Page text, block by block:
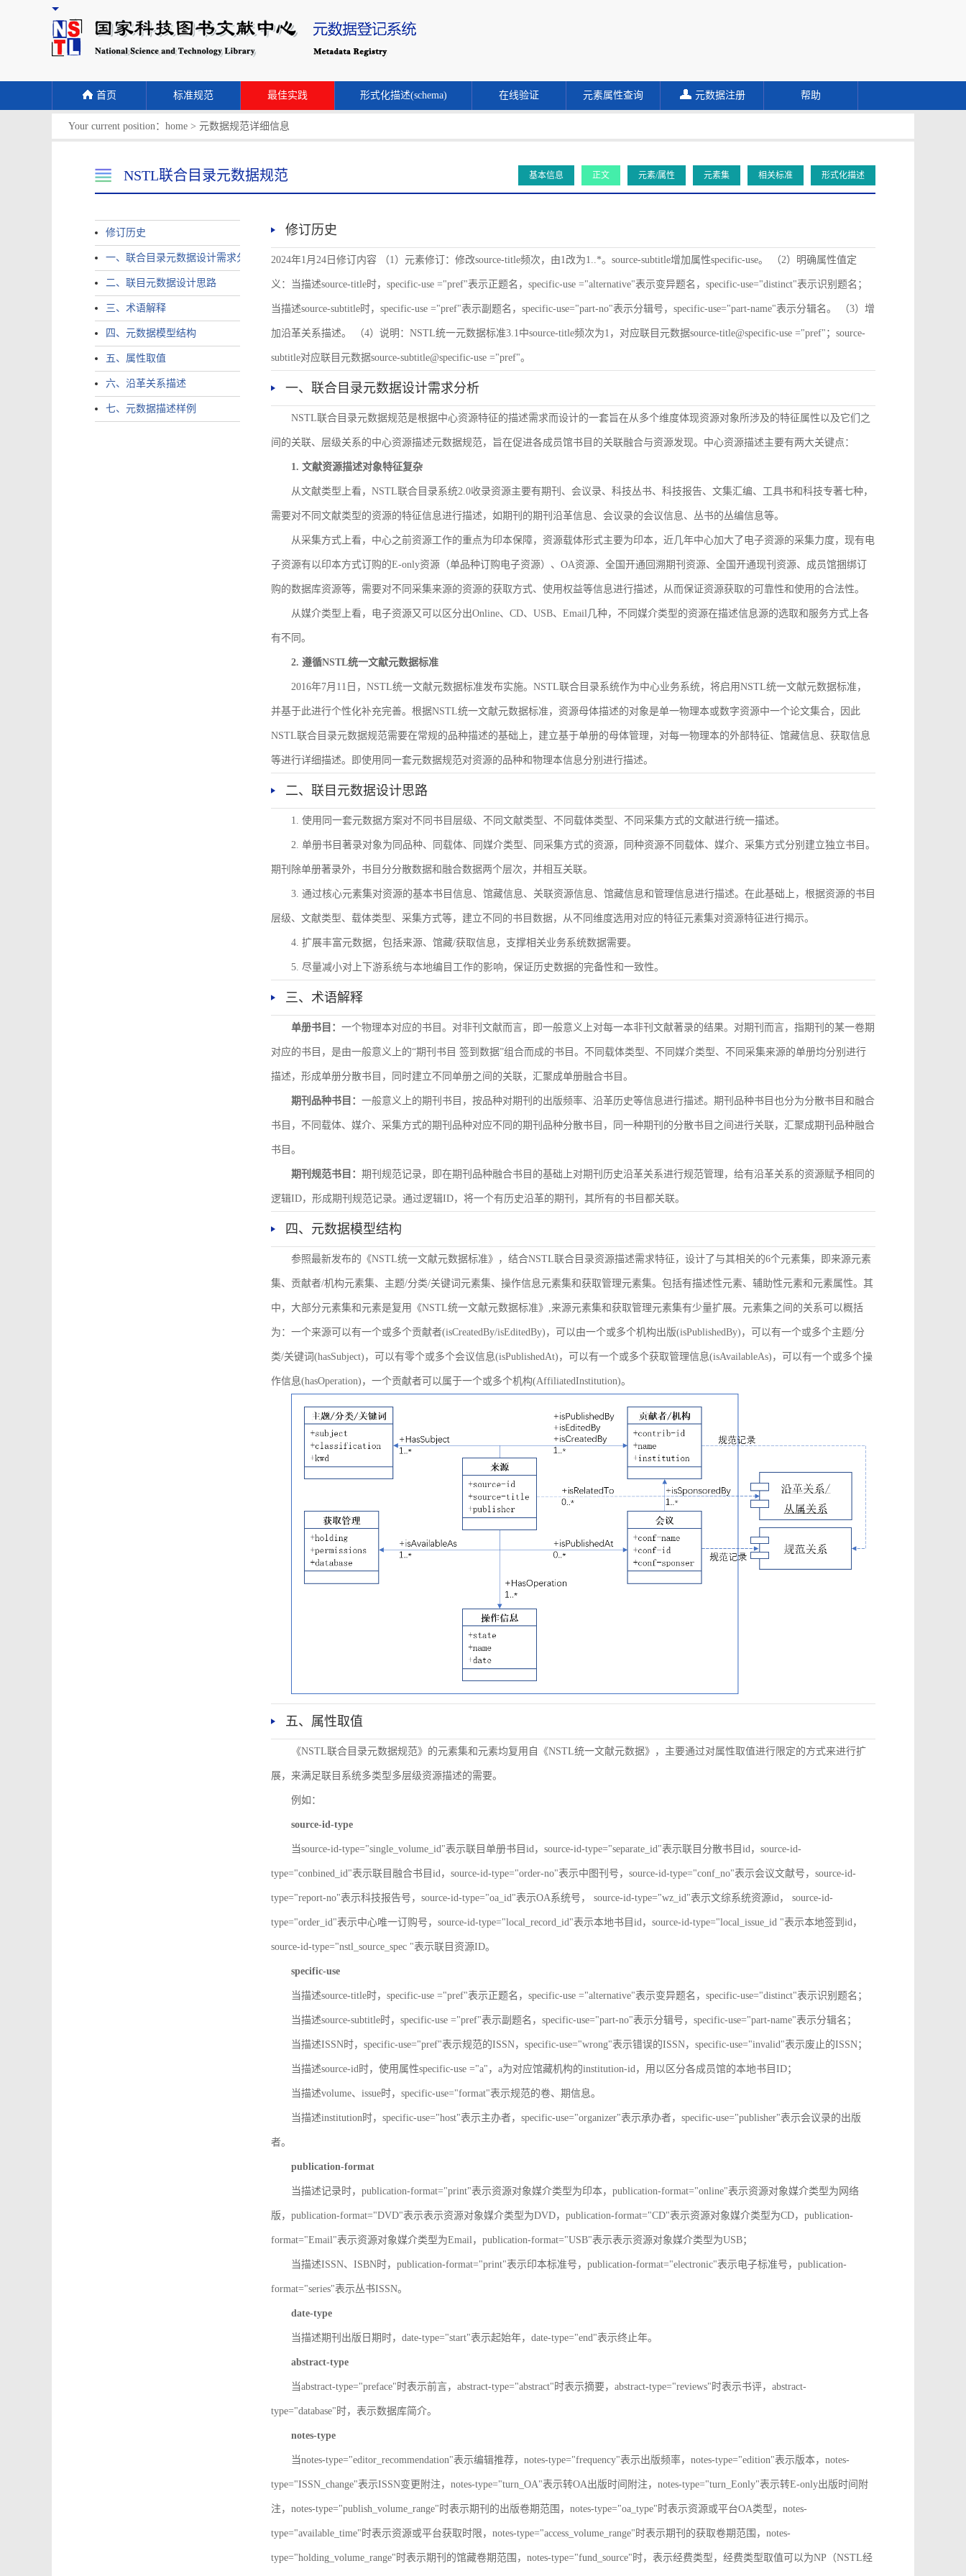
首页 标准规范 最佳实践 形式化描述(schema) 在线验证 元素属性查询 元数据注册 帮助
Your current position： home > 元数据规范详细信息
NSTL联合目录元数据规范 基本信息 正文 元素/属性 元素集 相关标准 形式化描述
修订历史
一、联合目录元数据设计需求分析
二、联目元数据设计思路
三、术语解释
四、元数据模型结构
五、属性取值
六、沿革关系描述
七、元数据描述样例
修订历史
2024年1月24日修订内容 （1）元素修订：修改source-title频次，由1改为1..*。source-subtitle增加属性specific-use。 （2）明确属性值定
义：当描述source-title时，specific-use ="pref"表示正题名，specific-use ="alternative"表示变异题名，specific-use="distinct"表示识别题名；
当描述source-subtitle时，specific-use ="pref"表示副题名，specific-use="part-no"表示分辑号，specific-use="part-name"表示分辑名。 （3）增
加沿革关系描述。 （4）说明：NSTL统一元数据标准3.1中source-title频次为1，对应联目元数据source-title@specific-use ="pref"；source-
subtitle对应联目元数据source-subtitle@specific-use ="pref"。
一、联合目录元数据设计需求分析
NSTL联合目录元数据规范是根据中心资源特征的描述需求而设计的一套旨在从多个维度体现资源对象所涉及的特征属性以及它们之
间的关联、层级关系的中心资源描述元数据规范，旨在促进各成员馆书目的关联融合与资源发现。中心资源描述主要有两大关键点：
1. 文献资源描述对象特征复杂
从文献类型上看，NSTL联合目录系统2.0收录资源主要有期刊、会议录、科技丛书、科技报告、文集汇编、工具书和科技专著七种，
需要对不同文献类型的资源的特征信息进行描述，如期刊的期刊沿革信息、会议录的会议信息、丛书的丛编信息等。
从采集方式上看，中心之前资源工作的重点为印本保障，资源载体形式主要为印本，近几年中心加大了电子资源的采集力度，现有电
子资源有以印本方式订购的E-only资源（单品种订购电子资源）、OA资源、全国开通回溯期刊资源、全国开通现刊资源、成员馆捆绑订
购的数据库资源等，需要对不同采集来源的资源的获取方式、使用权益等信息进行描述，从而保证资源获取的可靠性和使用的合法性。
从媒介类型上看，电子资源又可以区分出Online、CD、USB、Email几种，不同媒介类型的资源在描述信息源的选取和服务方式上各
有不同。
2. 遵循NSTL统一文献元数据标准
2016年7月11日，NSTL统一文献元数据标准发布实施。NSTL联合目录系统作为中心业务系统，将启用NSTL统一文献元数据标准，
并基于此进行个性化补充完善。根据NSTL统一文献元数据标准，资源母体描述的对象是单一物理本或数字资源中一个论文集合，因此
NSTL联合目录元数据规范需要在常规的品种描述的基础上，建立基于单册的母体管理，对每一物理本的外部特征、馆藏信息、获取信息
等进行详细描述。即使用同一套元数据规范对资源的品种和物理本信息分别进行描述。
二、联目元数据设计思路
1. 使用同一套元数据方案对不同书目层级、不同文献类型、不同载体类型、不同采集方式的文献进行统一描述。
2. 单册书目著录对象为同品种、同载体、同媒介类型、同采集方式的资源，同种资源不同载体、媒介、采集方式分别建立独立书目。
期刊除单册著录外，书目分分散数据和融合数据两个层次，并相互关联。
3. 通过核心元素集对资源的基本书目信息、馆藏信息、关联资源信息、馆藏信息和管理信息进行描述。在此基础上，根据资源的书目
层级、文献类型、载体类型、采集方式等，建立不同的书目数据，从不同维度选用对应的特征元素集对资源特征进行揭示。
4. 扩展丰富元数据，包括来源、馆藏/获取信息，支撑相关业务系统数据需要。
5. 尽量减小对上下游系统与本地编目工作的影响，保证历史数据的完备性和一致性。
三、术语解释
单册书目： 一个物理本对应的书目。对非刊文献而言，即一般意义上对每一本非刊文献著录的结果。对期刊而言，指期刊的某一卷期
对应的书目，是由一般意义上的“期刊书目 签到数据”组合而成的书目。不同载体类型、不同媒介类型、不同采集来源的单册均分别进行
描述，形成单册分散书目，同时建立不同单册之间的关联，汇聚成单册融合书目。
期刊品种书目： 一般意义上的期刊书目，按品种对期刊的出版频率、沿革历史等信息进行描述。期刊品种书目也分为分散书目和融合
书目，不同载体、媒介、采集方式的期刊品种对应不同的期刊品种分散书目，同一种期刊的分散书目之间进行关联，汇聚成期刊品种融合
书目。
期刊规范书目： 期刊规范记录，即在期刊品种融合书目的基础上对期刊历史沿革关系进行规范管理，给有沿革关系的资源赋予相同的
逻辑ID，形成期刊规范记录。通过逻辑ID，将一个有历史沿革的期刊，其所有的书目都关联。
四、元数据模型结构
参照最新发布的《NSTL统一文献元数据标准》，结合NSTL联合目录资源描述需求特征，设计了与其相关的6个元素集，即来源元素
集、贡献者/机构元素集、主题/分类/关键词元素集、操作信息元素集和获取管理元素集。包括有描述性元素、辅助性元素和元素属性。其
中，大部分元素集和元素是复用《NSTL统一文献元数据标准》,来源元素集和获取管理元素集有少量扩展。元素集之间的关系可以概括
为：一个来源可以有一个或多个贡献者(isCreatedBy/isEditedBy)，可以由一个或多个机构出版(isPublishedBy)，可以有一个或多个主题/分
类/关键词(hasSubject)，可以有零个或多个会议信息(isPublishedAt)，可以有一个或多个获取管理信息(isAvailableAs)，可以有一个或多个操
作信息(hasOperation)，一个贡献者可以属于一个或多个机构(AffiliatedInstitution)。
五、属性取值
《NSTL联合目录元数据规范》的元素集和元素均复用自《NSTL统一文献元数据》，主要通过对属性取值进行限定的方式来进行扩
展，来满足联目系统多类型多层级资源描述的需要。
例如：
source-id-type
当source-id-type="single_volume_id"表示联目单册书目id，source-id-type="separate_id"表示联目分散书目id，source-id-
type="conbined_id"表示联目融合书目id，source-id-type="order-no"表示中图刊号，source-id-type="conf_no"表示会议文献号，source-id-
type="report-no"表示科技报告号，source-id-type="oa_id"表示OA系统号， source-id-type="wz_id"表示文综系统资源id， source-id-
type="order_id"表示中心唯一订购号，source-id-type="local_record_id"表示本地书目id，source-id-type="local_issue_id "表示本地签到id，
source-id-type="nstl_source_spec "表示联目资源ID。
specific-use
当描述source-title时，specific-use ="pref"表示正题名，specific-use ="alternative"表示变异题名，specific-use="distinct"表示识别题名；
当描述source-subtitle时，specific-use ="pref"表示副题名，specific-use="part-no"表示分辑号，specific-use="part-name"表示分辑名；
当描述ISSN时，specific-use="pref"表示规范的ISSN，specific-use="wrong"表示错误的ISSN，specific-use="invalid"表示废止的ISSN；
当描述source-id时，使用属性specific-use ="a"，a为对应馆藏机构的institution-id，用以区分各成员馆的本地书目ID；
当描述volume、issue时，specific-use="format"表示规范的卷、期信息。
当描述institution时，specific-use="host"表示主办者，specific-use="organizer"表示承办者，specific-use="publisher"表示会议录的出版
者。
publication-format
当描述记录时，publication-format="print"表示资源对象媒介类型为印本，publication-format="online"表示资源对象媒介类型为网络
版，publication-format="DVD"表示表示资源对象媒介类型为DVD，publication-format="CD"表示资源对象媒介类型为CD，publication-
format="Email"表示资源对象媒介类型为Email，publication-format="USB"表示表示资源对象媒介类型为USB；
当描述ISSN、ISBN时，publication-format="print"表示印本标准号，publication-format="electronic"表示电子标准号，publication-
format="series"表示丛书ISSN。
date-type
当描述期刊出版日期时，date-type="start"表示起始年，date-type="end"表示终止年。
abstract-type
当abstract-type="preface"时表示前言，abstract-type="abstract"时表示摘要，abstract-type="reviews"时表示书评，abstract-
type="database"时，表示数据库简介。
notes-type
当notes-type="editor_recommendation"表示编辑推荐，notes-type="frequency"表示出版频率，notes-type="edition"表示版本，notes-
type="ISSN_change"表示ISSN变更附注，notes-type="turn_OA"表示转OA出版时间附注，notes-type="turn_Eonly"表示转E-only出版时间附
注，notes-type="publish_volume_range"时表示期刊的出版卷期范围，notes-type="oa_type"时表示资源或平台OA类型，notes-
type="available_time"时表示资源或平台获取时限，notes-type="access_volume_range"时表示期刊的获取卷期范围，notes-
type="holding_volume_range"时表示期刊的馆藏卷期范围，notes-type="fund_source"时，表示经费类型，经费类型取值可以为NP（NSTL经